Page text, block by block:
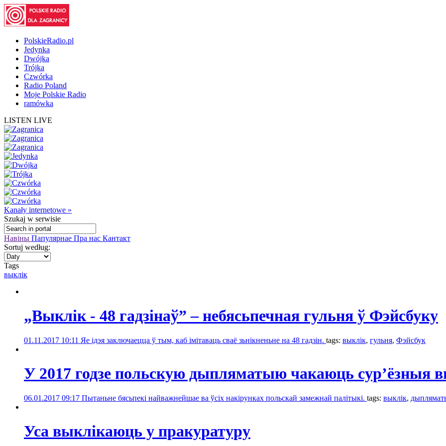
PolskieRadio.pl
Jedynka
Dwójka
Trójka
Czwórka
Radio Poland
Moje Polskie Radio
ramówka
LISTEN LIVE
Kanały internetowe »
Szukaj w serwisie
Навіны Папулярнае Пра нас Кантакт
Sortuj według:
Tags
выклік
„Выклік - 48 гадзінаў” – небясьпечная гульня ў Фэйсбуку
01.11.2017 10:11 Яе ідэя заключаецца ў тым, каб імітаваць сваё зьнікненьне на 48 гадзін. tags: выклік, гульня, Фэйсбук
У 2017 годзе польскую дыпляматыю чакаюць сур’ёзныя
06.01.2017 09:17 Пытаньне бясьпекі найважнейшае ва ўсіх накірунках польскай замежнай палітыкі. tags: выклік,
Уса выклікаюць у пракуратуру